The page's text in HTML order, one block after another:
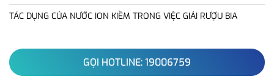
TÁC DỤNG CỦA NƯỚC ION KIỀM TRONG VIỆC GIẢI RƯỢU BIA
GỌI HOTLINE: 19006759